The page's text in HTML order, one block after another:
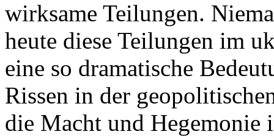
wirksame Teilungen.
heute diese Teilungen im
eine so dramatische
Rissen in der
die Macht und Hegemonie